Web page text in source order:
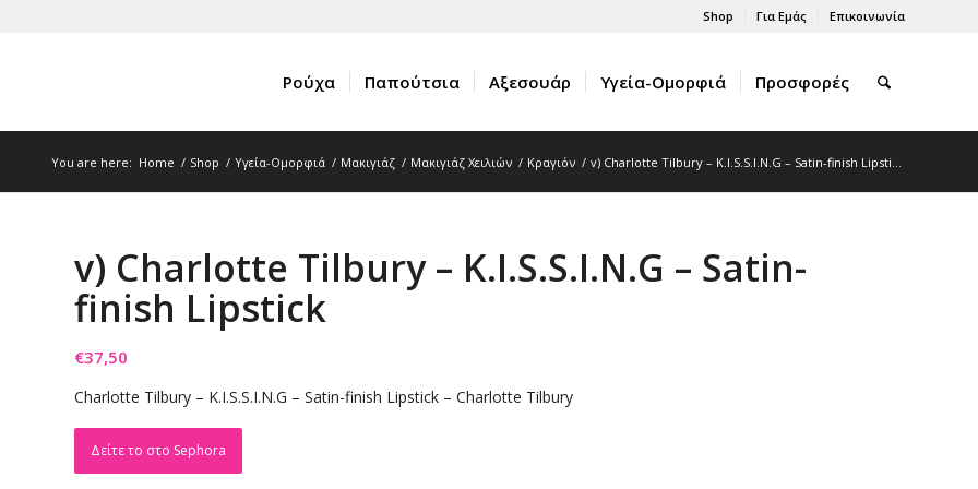
Shop Για Εμάς Επικοινωνία
Ρούχα Παπούτσια Αξεσουάρ Υγεία-Ομορφιά Προσφορές
You are here: Home / Shop / Υγεία-Ομορφιά / Μακιγιάζ / Μακιγιάζ Χειλιών / Κραγιόν / v) Charlotte Tilbury – K.I.S.S.I.N.G – Satin-finish Lipsti...
v) Charlotte Tilbury – K.I.S.S.I.N.G – Satin-
finish Lipstick
€37,50
Charlotte Tilbury – K.I.S.S.I.N.G – Satin-finish Lipstick – Charlotte Tilbury
Δείτε το στο Sephora